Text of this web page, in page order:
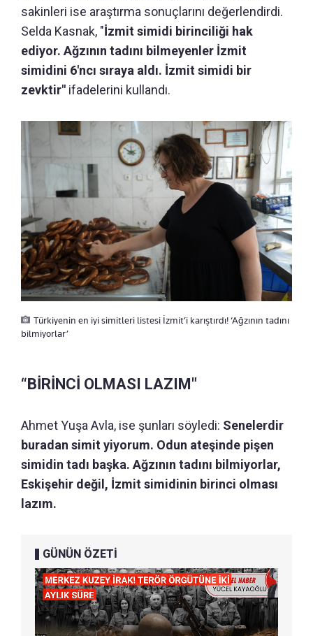
sakinleri ise araştırma sonuçlarını değerlendirdi.
Selda Kasnak, "İzmit simidi birinciliği hak
ediyor. Ağzının tadını bilmeyenler İzmit
simidini 6'ncı sıraya aldı. İzmit simidi bir
zevktir" ifadelerini kullandı.
Türkiyenin en iyi simitleri listesi İzmit’i karıştırdı! ‘Ağzının tadını
bilmiyorlar’
“BİRİNCİ OLMASI LAZIM"
Ahmet Yuşa Avla, ise şunları söyledi: Senelerdir
buradan simit yiyorum. Odun ateşinde pişen
simidin tadı başka. Ağzının tadını bilmiyorlar,
Eskişehir değil, İzmit simidinin birinci olması
lazım.
GÜNÜN ÖZETİ